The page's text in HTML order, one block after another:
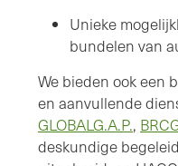
Unieke
bundelen van
We bieden ook een
en aanvullende
GLOBALG.A.P.,
deskundige